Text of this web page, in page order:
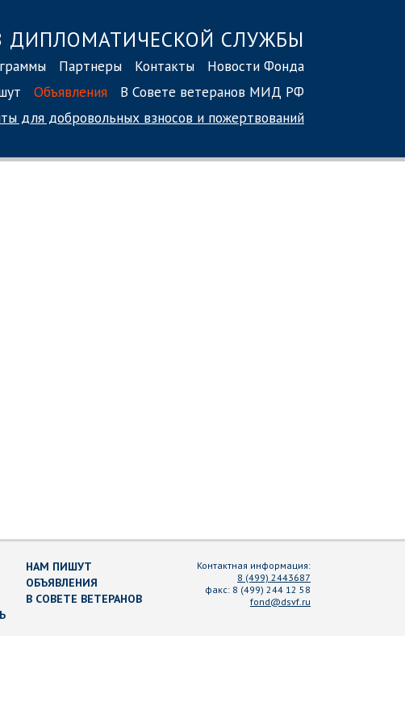
ДИПЛОМАТИЧЕСКОЙ СЛУЖБЫ
Партнеры Контакты
Новости Фонда
Объявления
В Совете ветеранов МИД РФ
для добровольных взносов и пожертвований
НАМ ПИШУТ
ОБЪЯВЛЕНИЯ
В СОВЕТЕ ВЕТЕРАНОВ
Контактная информация:
8 (499) 2443687
факс: 8 (499) 244 12 58
fond@dsvf.ru